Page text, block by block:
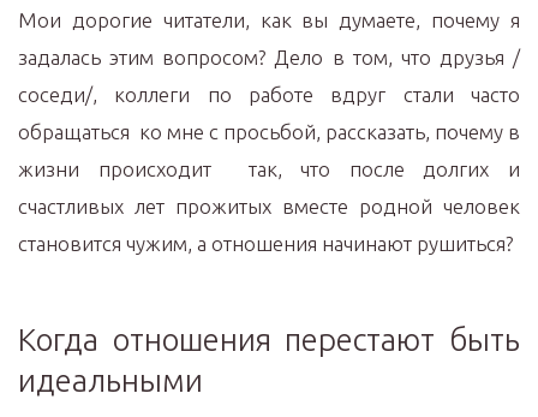
Мои дорогие читатели, как вы думаете, почему я
задалась этим вопросом? Дело в том, что друзья /
соседи/, коллеги по работе вдруг стали часто
обращаться ко мне с просьбой, рассказать, почему в
жизни происходит так, что после долгих и
счастливых лет прожитых вместе родной человек
становится чужим, а отношения начинают рушиться?
Когда отношения перестают быть
идеальными